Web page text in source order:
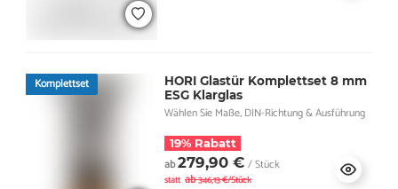
Komplettset
HORI Glastür Komplettset 8 mm
ESG Klarglas
Wählen Sie Maße, DIN-Richtung & Ausführung
19% Rabatt
ab279,90 € / Stück
statt ab346,13 €/Stück